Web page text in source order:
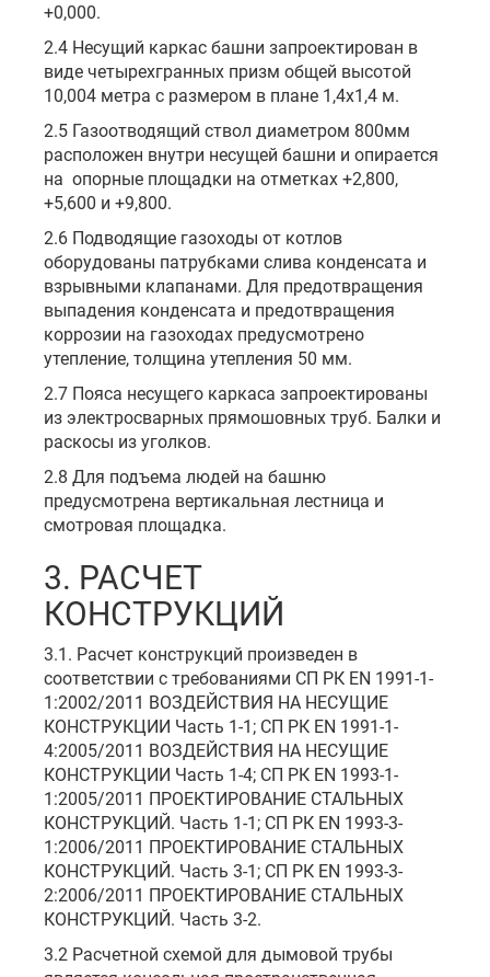
+0,000.
2.4 Несущий каркас башни запроектирован в
виде четырехгранных призм общей высотой
10,004 метра с размером в плане 1,4х1,4 м.
2.5 Газоотводящий ствол диаметром 800мм
расположен внутри несущей башни и опирается
на опорные площадки на отметках +2,800,
+5,600 и +9,800.
2.6 Подводящие газоходы от котлов
оборудованы патрубками слива конденсата и
взрывными клапанами. Для предотвращения
выпадения конденсата и предотвращения
коррозии на газоходах предусмотрено
утепление, толщина утепления 50 мм.
2.7 Пояса несущего каркаса запроектированы
из электросварных прямошовных труб. Балки и
раскосы из уголков.
2.8 Для подъема людей на башню
предусмотрена вертикальная лестница и
смотровая площадка.
3. РАСЧЕТ
КОНСТРУКЦИЙ
3.1. Расчет конструкций произведен в
соответствии с требованиями СП РК EN 1991-1-
1:2002/2011 ВОЗДЕЙСТВИЯ НА НЕСУЩИЕ
КОНСТРУКЦИИ Часть 1-1; СП РК EN 1991-1-
4:2005/2011 ВОЗДЕЙСТВИЯ НА НЕСУЩИЕ
КОНСТРУКЦИИ Часть 1-4; СП РК EN 1993-1-
1:2005/2011 ПРОЕКТИРОВАНИЕ СТАЛЬНЫХ
КОНСТРУКЦИЙ. Часть 1-1; СП РК EN 1993-3-
1:2006/2011 ПРОЕКТИРОВАНИЕ СТАЛЬНЫХ
КОНСТРУКЦИЙ. Часть 3-1; СП РК EN 1993-3-
2:2006/2011 ПРОЕКТИРОВАНИЕ СТАЛЬНЫХ
КОНСТРУКЦИЙ. Часть 3-2.
3.2 Расчетной схемой для дымовой трубы